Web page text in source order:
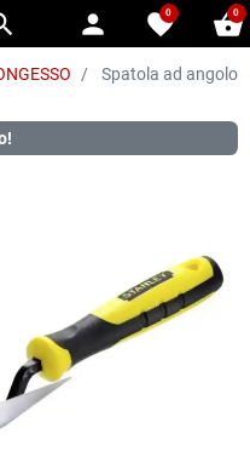
person favorite
0 shopping_basket
0
Spatola ad angolo